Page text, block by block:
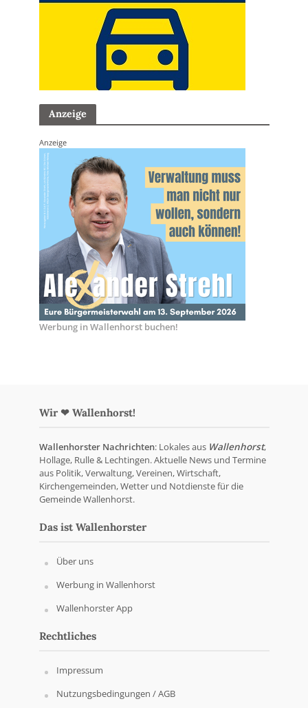
Anzeige
Anzeige
Werbung in Wallenhorst buchen!
Wir ❤ Wallenhorst!
Wallenhorster Nachrichten: Lokales aus Wallenhorst,
Hollage, Rulle & Lechtingen. Aktuelle News und Termine
aus Politik, Verwaltung, Vereinen, Wirtschaft,
Kirchengemeinden, Wetter und Notdienste für die
Gemeinde Wallenhorst.
Das ist Wallenhorster
Über uns
Werbung in Wallenhorst
Wallenhorster App
Rechtliches
Impressum
Nutzungsbedingungen / AGB